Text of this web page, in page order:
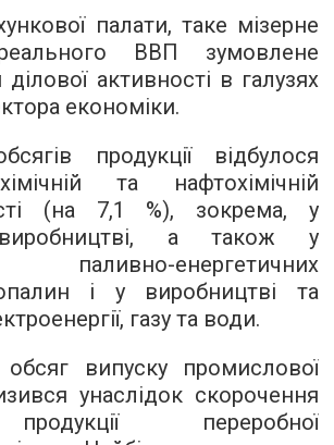
палати, таке мізерне
ВВП зумовлене
активності в галузях
економіки.
продукції відбулося
та нафтохімічній
(на 7,1 %), зокрема, у
виробництві, а також у
паливно-енергетичних
і у виробництві та
газу та води.
випуску промислової
унаслідок скорочення
переробної